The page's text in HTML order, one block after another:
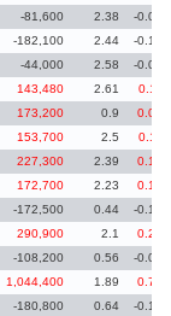
-81,600 2.38
-0.06
-182,100 2.44
-0.14
-44,000 2.58
-0.03
143,480 2.61
0.11
173,200 0.9
0.08
153,700 2.5
0.11
227,300 2.39
0.16
172,700 2.23
0.13
-172,500 0.44
-0.12
290,900 2.1
0.21
-108,200 0.56
-0.08
1,044,400 1.89
0.76
-180,800 0.64
-0.13